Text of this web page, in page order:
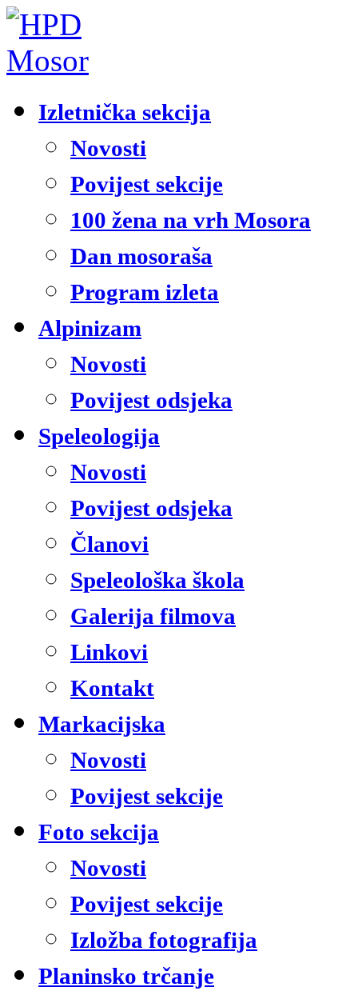
Izletnička sekcija
Novosti
Povijest sekcije
100 žena na vrh Mosora
Dan mosoraša
Program izleta
Alpinizam
Novosti
Povijest odsjeka
Speleologija
Novosti
Povijest odsjeka
Članovi
Speleološka škola
Galerija filmova
Linkovi
Kontakt
Markacijska
Novosti
Povijest sekcije
Foto sekcija
Novosti
Povijest sekcije
Izložba fotografija
Planinsko trčanje